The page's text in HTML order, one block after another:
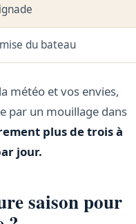
du bateau
météo et vos envies,
par un mouillage dans
plus de trois à
jour.
saison pour